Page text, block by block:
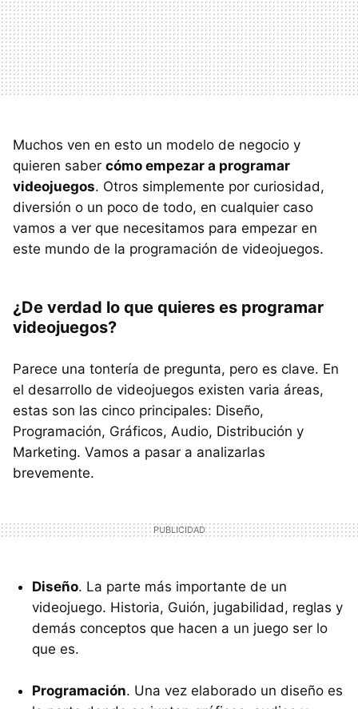
Muchos ven en esto un modelo de negocio y
quieren saber cómo empezar a programar
videojuegos. Otros simplemente por curiosidad,
diversión o un poco de todo, en cualquier caso
vamos a ver que necesitamos para empezar en
este mundo de la programación de videojuegos.
¿De verdad lo que quieres es programar
videojuegos?
Parece una tontería de pregunta, pero es clave. En
el desarrollo de videojuegos existen varia áreas,
estas son las cinco principales: Diseño,
Programación, Gráficos, Audio, Distribución y
Marketing. Vamos a pasar a analizarlas
brevemente.
Diseño. La parte más importante de un
videojuego. Historia, Guión, jugabilidad, reglas y
demás conceptos que hacen a un juego ser lo
que es.
Programación. Una vez elaborado un diseño es